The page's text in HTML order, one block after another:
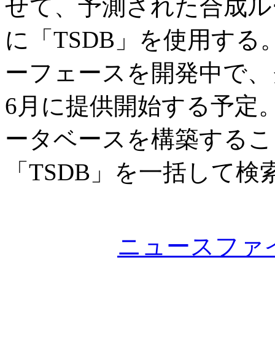
せて、予測された合成
に「TSDB」を使用す
ーフェースを開発中で
6月に提供開始する予定
ータベースを構築する
「TSDB」を一括して
ニュースファ